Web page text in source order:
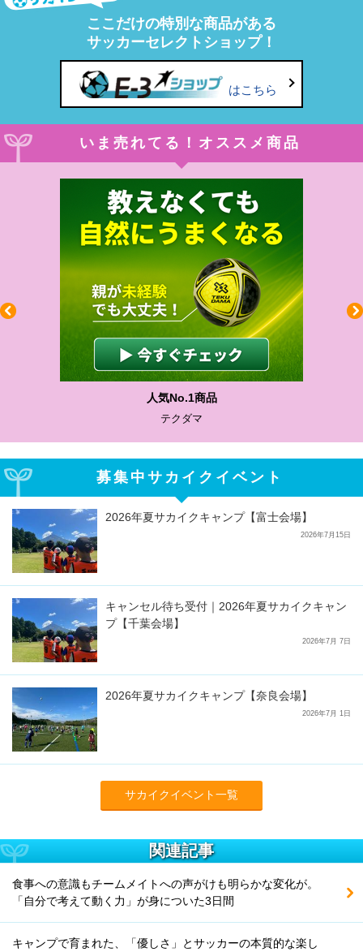
ここだけの特別な商品がある
サッカーセレクトショップ！
はこちら
いま売れてる！オススメ商品
わかりやすい質問に沿って書ける
サカイクサッカーノート
募集中サカイクイベント
2026年夏サカイクキャンプ【富士会場】
2026年7月15日
キャンセル待ち受付｜2026年夏サカイクキャン
プ【千葉会場】
2026年7月 7日
2026年夏サカイクキャンプ【奈良会場】
2026年7月 1日
サカイクイベント一覧
関連記事
食事への意識もチームメイトへの声がけも明らかな変化が。
「自分で考えて動く力」が身についた3日間
キャンプで育まれた、「優しさ」とサッカーの本質的な楽し